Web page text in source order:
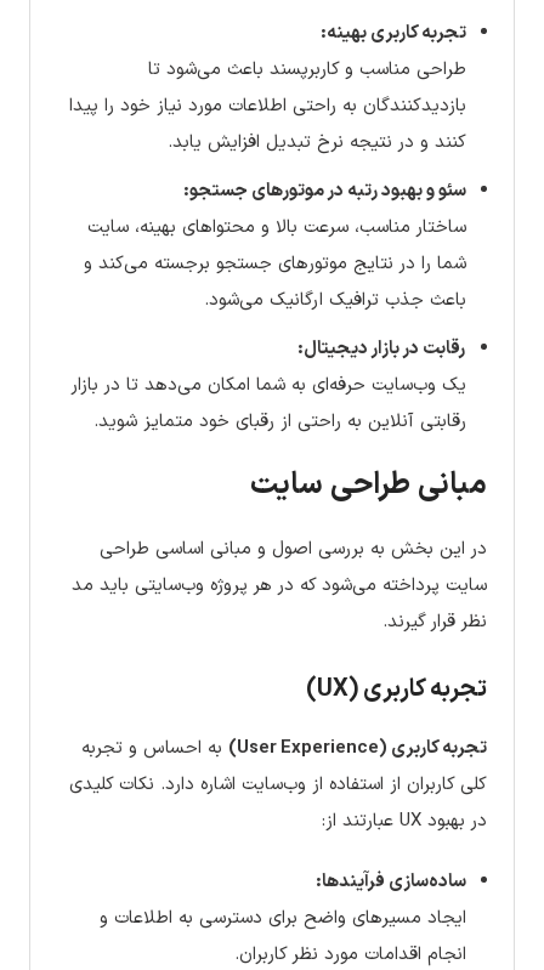
تجربه کاربری بهینه:
طراحی مناسب و کاربرپسند باعث می‌شود تا
بازدیدکنندگان به راحتی اطلاعات مورد نیاز خود را پیدا
کنند و در نتیجه نرخ تبدیل افزایش یابد.
سئو و بهبود رتبه در موتورهای جستجو:
ساختار مناسب، سرعت بالا و محتواهای بهینه، سایت
شما را در نتایج موتورهای جستجو برجسته می‌کند و
باعث جذب ترافیک ارگانیک می‌شود.
رقابت در بازار دیجیتال:
یک وب‌سایت حرفه‌ای به شما امکان می‌دهد تا در بازار
رقابتی آنلاین به راحتی از رقبای خود متمایز شوید.
مبانی طراحی سایت
در این بخش به بررسی اصول و مبانی اساسی طراحی
سایت پرداخته می‌شود که در هر پروژه وب‌سایتی باید مد
نظر قرار گیرند.
تجربه کاربری (UX)
تجربه کاربری (User Experience)
به احساس و تجربه
کلی کاربران از استفاده از وب‌سایت اشاره دارد. نکات کلیدی
در بهبود UX عبارتند از:
ساده‌سازی فرآیندها:
ایجاد مسیرهای واضح برای دسترسی به اطلاعات و
انجام اقدامات مورد نظر کاربران.